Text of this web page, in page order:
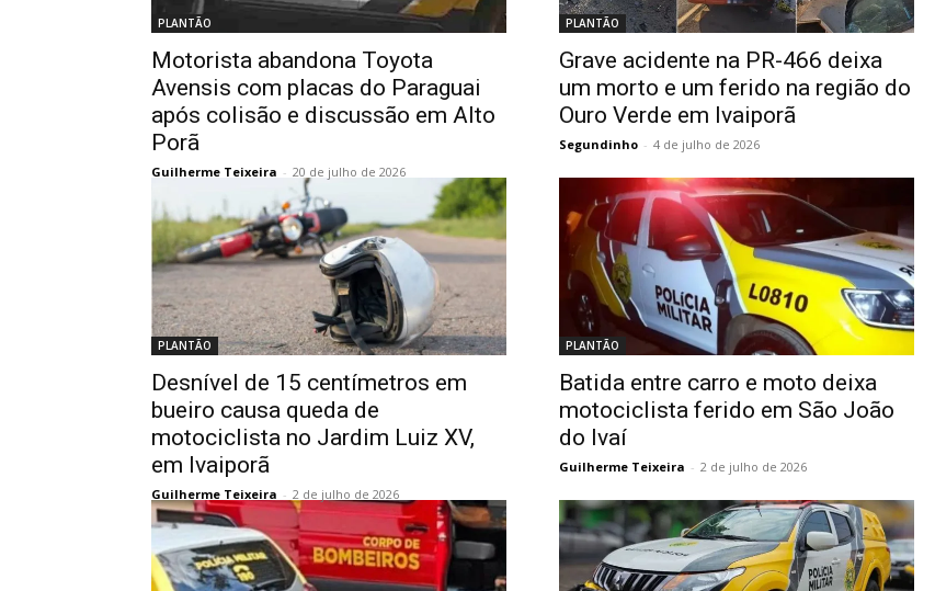
PLANTÃO
Motorista abandona Toyota
Avensis com placas do Paraguai
após colisão e discussão em Alto
Porã
Guilherme Teixeira - 20 de julho de 2026
PLANTÃO
Grave acidente na PR-466 deixa
um morto e um ferido na região do
Ouro Verde em Ivaiporã
Segundinho - 4 de julho de 2026
PLANTÃO
Desnível de 15 centímetros em
bueiro causa queda de
motociclista no Jardim Luiz XV,
em Ivaiporã
Guilherme Teixeira - 2 de julho de 2026
PLANTÃO
Batida entre carro e moto deixa
motociclista ferido em São João
do Ivaí
Guilherme Teixeira - 2 de julho de 2026